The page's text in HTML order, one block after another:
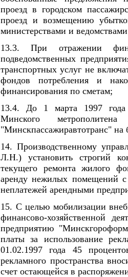
проезд в городском
проезд и возмещению
министерствами и
13.3. При отражении
подведомственных
транспортных услуг не
фондов потребления и
финансирования по сметам;
13.4. До 1 марта 1997 года
Минского
"Минскпассажиравтотранс" на
14. Производственному
Л.Н.) установить строгий
текущего ремонта жилого
аренду нежилых помещений с
неплатежей арендными
15. С целью мобилизации
финансово-хозяйственной
предприятию
платы за использование
01.02.1997 года 45
рекламного пространства
счет остающейся в